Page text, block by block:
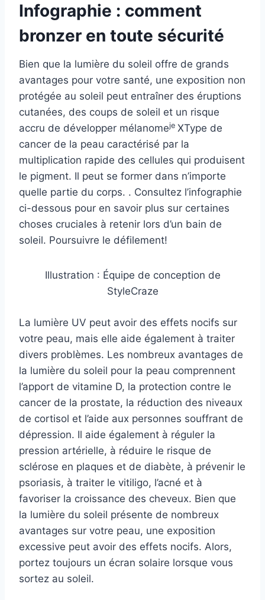
Infographie : comment
bronzer en toute sécurité
Bien que la lumière du soleil offre de grands
avantages pour votre santé, une exposition non
protégée au soleil peut entraîner des éruptions
cutanées, des coups de soleil et un risque
accru de développer mélanomeje XType de
cancer de la peau caractérisé par la
multiplication rapide des cellules qui produisent
le pigment. Il peut se former dans n’importe
quelle partie du corps. . Consultez l’infographie
ci-dessous pour en savoir plus sur certaines
choses cruciales à retenir lors d’un bain de
soleil. Poursuivre le défilement!
Illustration : Équipe de conception de
StyleCraze
La lumière UV peut avoir des effets nocifs sur
votre peau, mais elle aide également à traiter
divers problèmes. Les nombreux avantages de
la lumière du soleil pour la peau comprennent
l’apport de vitamine D, la protection contre le
cancer de la prostate, la réduction des niveaux
de cortisol et l’aide aux personnes souffrant de
dépression. Il aide également à réguler la
pression artérielle, à réduire le risque de
sclérose en plaques et de diabète, à prévenir le
psoriasis, à traiter le vitiligo, l’acné et à
favoriser la croissance des cheveux. Bien que
la lumière du soleil présente de nombreux
avantages sur votre peau, une exposition
excessive peut avoir des effets nocifs. Alors,
portez toujours un écran solaire lorsque vous
sortez au soleil.